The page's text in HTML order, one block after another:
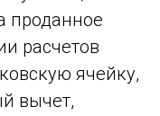
проданное
расчетов
ячейку,
вычет,